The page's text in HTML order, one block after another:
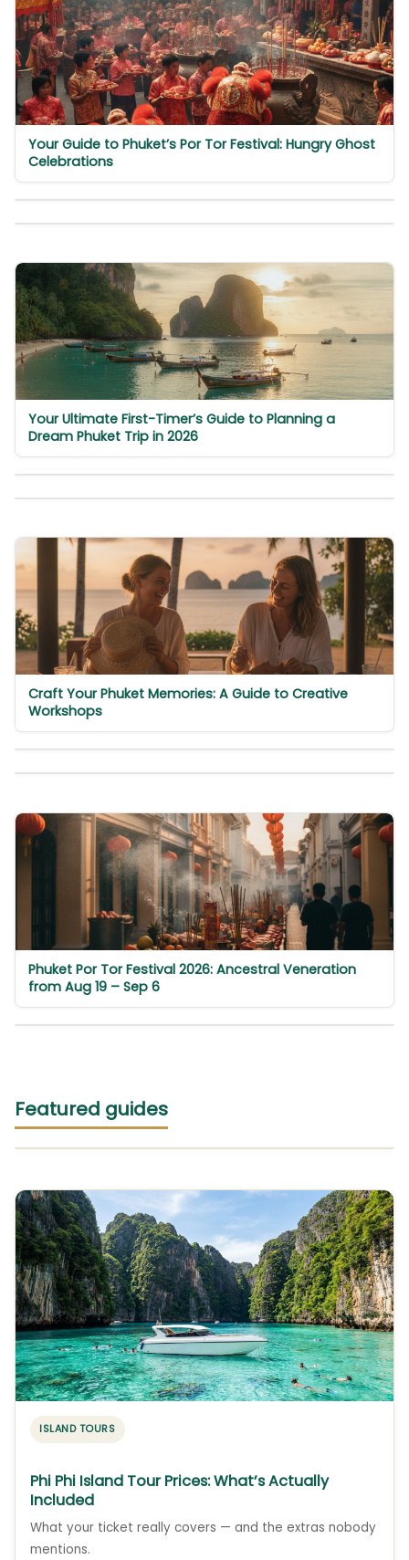
Your Guide to Phuket’s Por Tor Festival: Hungry Ghost
Celebrations
Your Ultimate First-Timer’s Guide to Planning a
Dream Phuket Trip in 2026
Craft Your Phuket Memories: A Guide to Creative
Workshops
Phuket Por Tor Festival 2026: Ancestral Veneration
from Aug 19 – Sep 6
Featured guides
ISLAND TOURS
Phi Phi Island Tour Prices: What’s Actually
Included
What your ticket really covers — and the extras nobody
mentions.